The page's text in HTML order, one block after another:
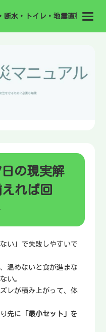
断水・トイレ・地震直後の備え
の現実解
れば回
い」で失敗しやすいで
温めないと食が進まな
い。
レが積み上がって、体
先に 「最小セット」 を